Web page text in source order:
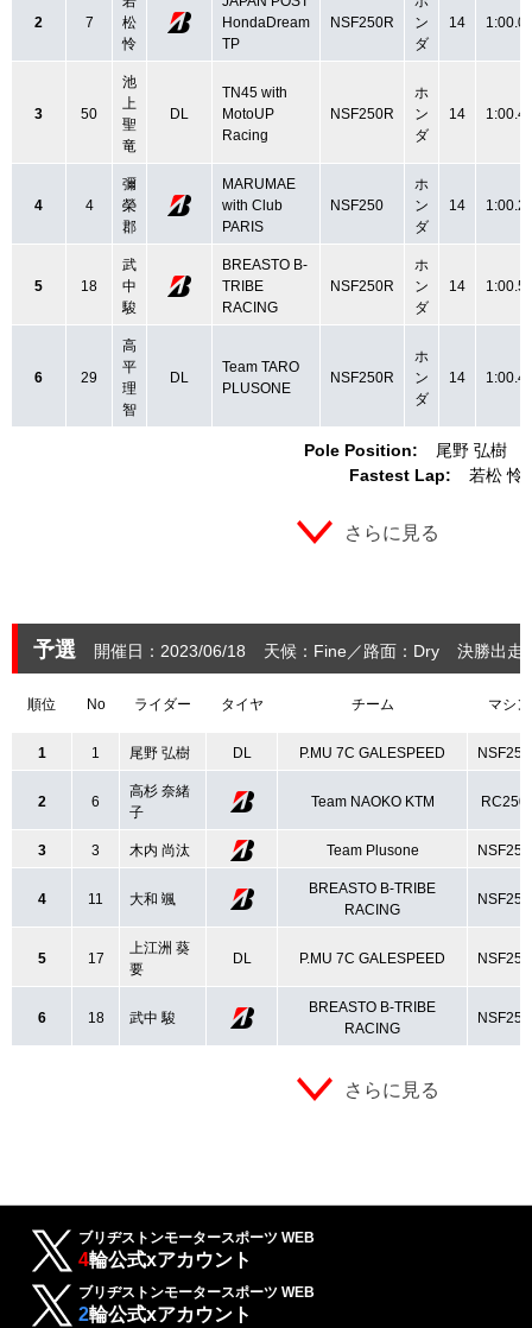
Pole Position: 尾野 弘樹
Fastest Lap:
若松 怜
2 7
松
怜
HondaDream
TP
NSF250R
ン
ダ
14
3 50
池
上
聖
竜
DL
TN45 with
MotoUP
Racing
NSF250R
ホ
ン
ダ
14
4 4
彌
榮
郡
MARUMAE
with Club
PARIS
NSF250
ホ
ン
ダ
14
5 18
武
中
駿
BREASTO B-
TRIBE
RACING
NSF250R
ホ
ン
ダ
14
6 29
高
平
理
智
DL
Team TARO
PLUSONE
NSF250R
ホ
ン
ダ
14
さらに見る
予選 開催日：2023/06/18 天候：Fine 路面：Dry 決勝出走
順位 No ライダー タイヤ チーム マシン
1 1 尾野 弘樹 DL P.MU 7C GALESPEED
2 6
高杉 奈緒
子
Team NAOKO KTM
3 3 木内 尚汰 Team Plusone
4 11 大和 颯
BREASTO B-TRIBE
RACING
5 17
上江洲 葵
要
DL P.MU 7C GALESPEED
6 18 武中 駿
BREASTO B-TRIBE
RACING
さらに見る
ブリヂストンモータースポーツ WEB
4輪公式xアカウント
ブリヂストンモータースポーツ WEB
2輪公式xアカウント